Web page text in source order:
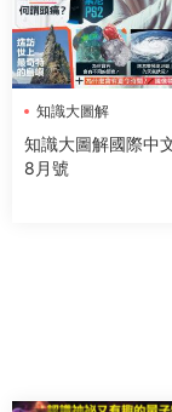
知識大圖解
知識大圖解國際中
8月號